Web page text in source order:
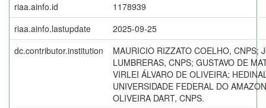
riaa.ainfo.id
1178939
riaa.ainfo.lastupdate
2025-09-25
dc.contributor.institution
MAURICIO RIZZATO COELHO, CNPS;
LUMBRERAS, CNPS; GUSTAVO DE
VIRLEI ÁLVARO DE OLIVEIRA;
UNIVERSIDADE FEDERAL DO
OLIVEIRA DART, CNPS.